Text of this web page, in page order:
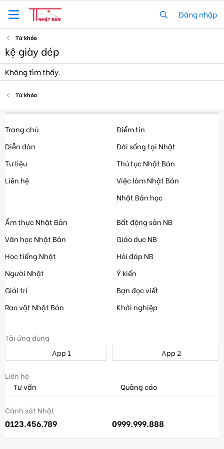
Đăng nhập
Từ khóa
kệ giày dép
Không tìm thấy.
Từ khóa
Trang chủ
Diễn đàn
Tư liệu
Liên hệ
Điểm tin
Đời sống tại Nhật
Thủ tục Nhật Bản
Việc làm Nhật Bản
Nhật Bản học
Ẩm thực Nhật Bản
Văn học Nhật Bản
Học tiếng Nhật
Người Nhật
Giải trí
Rao vặt Nhật Bản
Bất động sản NB
Giáo dục NB
Hỏi đáp NB
Ý kiến
Bạn đọc viết
Khởi nghiệp
Tải ứng dụng
App 1
App 2
Liên hệ
Tư vấn
Quảng cáo
Cảnh sát Nhật
0123.456.789 0999.999.888